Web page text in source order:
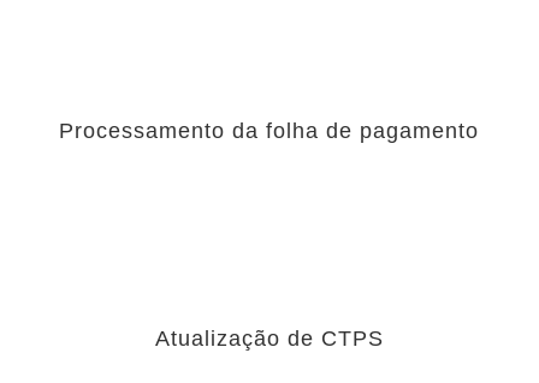
Processamento da folha de pagamento
Atualização de CTPS